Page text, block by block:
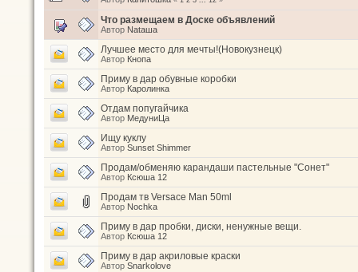
Что размещаем в Доске объявлений
Автор Nataшa
Лучшее место для мечты!(Новокузнецк)
Автор Кнопа
Приму в дар обувные коробки
Автор Каролинка
Отдам попугайчика
Автор МедуниЦа
Ищу куклу
Автор Sunset Shimmer
Продам/обменяю карандаши пастельные "Сонет"
Автор Ксюша 12
Продам тв Versace Man 50ml
Автор Nochka
Приму в дар пробки, диски, ненужные вещи.
Автор Ксюша 12
Приму в дар акриловые краски
Автор Snarkolove